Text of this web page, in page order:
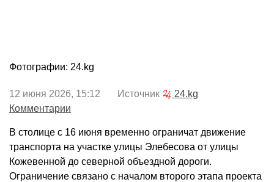
Фотографии: 24.kg
12 июня 2026, 15:12 Источник
24.kg
Комментарии
В столице с 16 июня временно ограничат движение
транспорта на участке улицы Элебесова от улицы
Кожевенной до северной объездной дороги.
Ограничение связано с началом второго этапа проекта